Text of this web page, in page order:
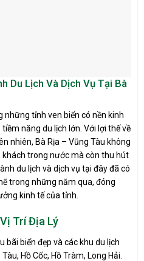
Du Lịch Và Dịch Vụ Tại Bà
những tỉnh ven biển có nền kinh
năng du lịch lớn. Với lợi thế về
nhiên, Bà Rịa – Vũng Tàu không
khách trong nước mà còn thu hút
du lịch và dịch vụ tại đây đã có
trong những năm qua, đóng
kinh tế của tỉnh.
Trí Địa Lý
bãi biển đẹp và các khu du lịch
Hồ Cốc, Hồ Tràm, Long Hải.